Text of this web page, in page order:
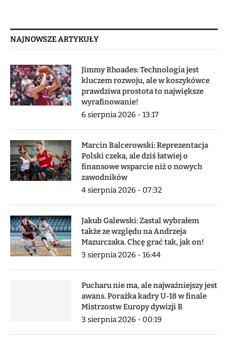
NAJNOWSZE ARTYKUŁY
Jimmy Rhoades: Technologia jest
kluczem rozwoju, ale w koszykówce
prawdziwa prostota to największe
wyrafinowanie!
6 sierpnia 2026 - 13:17
Marcin Balcerowski: Reprezentacja
Polski czeka, ale dziś łatwiej o
finansowe wsparcie niż o nowych
zawodników
4 sierpnia 2026 - 07:32
Jakub Galewski: Zastal wybrałem
także ze względu na Andrzeja
Mazurczaka. Chcę grać tak, jak on!
3 sierpnia 2026 - 16:44
Pucharu nie ma, ale najważniejszy jest
awans. Porażka kadry U-18 w finale
Mistrzostw Europy dywizji B
3 sierpnia 2026 - 00:19